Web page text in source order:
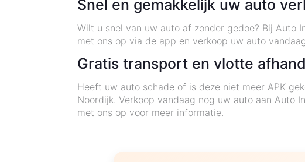
Snel en gemakkelijk uw auto
Wilt u snel van uw auto af zonder gedoe? Bij Auto
met ons op via de app en verkoop uw auto
Gratis transport en vlotte
Heeft uw auto schade of is deze niet meer APK
Noordijk. Verkoop vandaag nog uw auto aan Auto
met ons op voor meer informatie.